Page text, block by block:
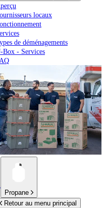
locaux
de déménagements
Box - Services
Propane
Retour au menu principal